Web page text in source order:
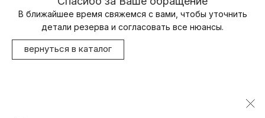
В ближайшее время свяжемся с вами, чтобы уточнить
детали резерва и согласовать все нюансы.
вернуться в каталог